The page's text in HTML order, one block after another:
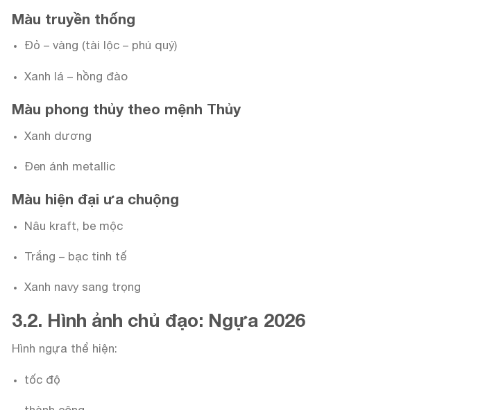
Màu truyền thống
Đỏ – vàng (tài lộc – phú quý)
Xanh lá – hồng đào
Màu phong thủy theo mệnh Thủy
Xanh dương
Đen ánh metallic
Màu hiện đại ưa chuộng
Nâu kraft, be mộc
Trắng – bạc tinh tế
Xanh navy sang trọng
3.2. Hình ảnh chủ đạo: Ngựa 2026
Hình ngựa thể hiện:
tốc độ